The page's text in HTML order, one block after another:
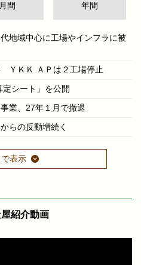
月間 年間
地域中心に工場やインフラに被
ＹＫＫ ＡＰは２工場停止
シート」を公開
業、27年１月で撤退
らの反動増続く
表示
紹介動画